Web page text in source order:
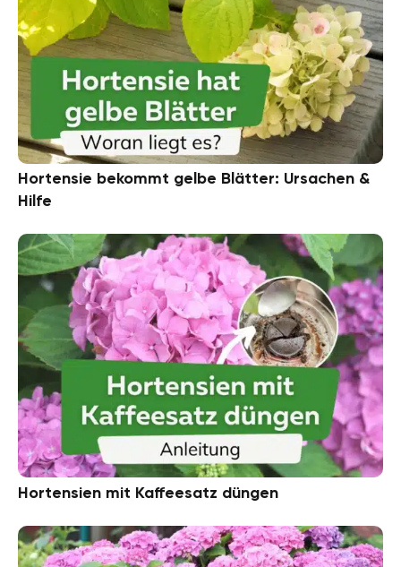
Hortensie bekommt gelbe Blätter: Ursachen &
Hilfe
Hortensien mit Kaffeesatz düngen